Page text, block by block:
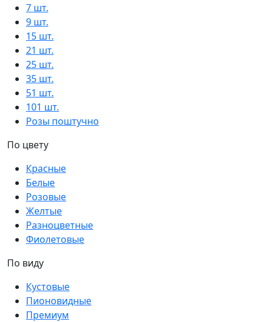
7 шт.
9 шт.
15 шт.
21 шт.
25 шт.
35 шт.
51 шт.
101 шт.
Розы поштучно
По цвету
Красные
Белые
Розовые
Желтые
Разноцветные
Фиолетовые
По виду
Кустовые
Пионовидные
Премиум